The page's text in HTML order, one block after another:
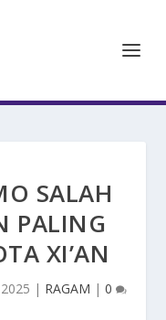
SALAH
PALING
XI’AN
| RAGAM | 0